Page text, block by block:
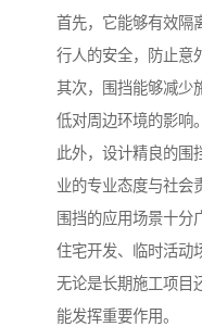
首先，它能够有效隔
行人的安全，防止意
其次，围挡能够减少
低对周边环境的影响。
此外，设计精良的围
业的专业态度与社会
围挡的应用场景十分
住宅开发、临时活动
无论是长期施工项目
能发挥重要作用。